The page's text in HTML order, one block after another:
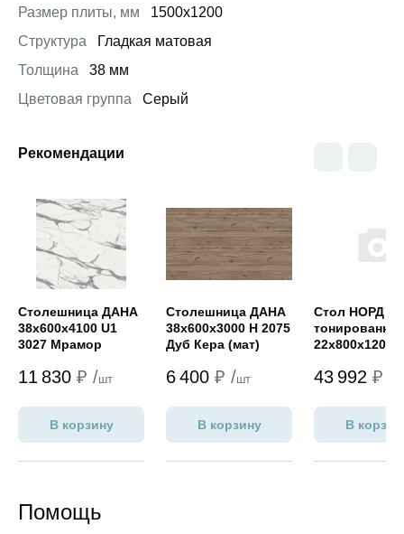
Размер плиты, мм
1500х1200
Структура
Гладкая матовая
Толщина
38 мм
Цветовая группа
Серый
Рекомендации
Столешница ДАНА
38х600х4100 U1
3027 Мрамор
11 830 ₽ /шт
В корзину
Столешница ДАНА
38х600х3000 Н 2075
Дуб Кера (мат)
6 400 ₽ /шт
В корзину
Стол НОРД
22х800х1200
43 992 ₽ /
В
Помощь